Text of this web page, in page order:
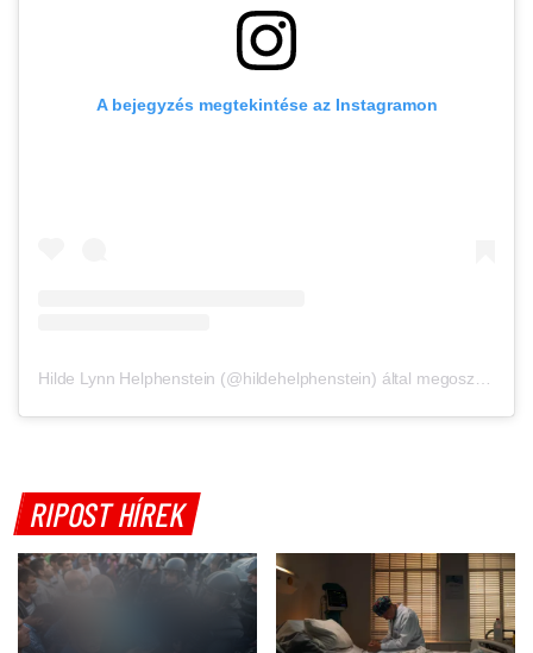
A bejegyzés megtekintése az Instagramon
Hilde Lynn Helphenstein (@hildehelphenstein) által megosztott bejegyzés
RIPOST HÍREK